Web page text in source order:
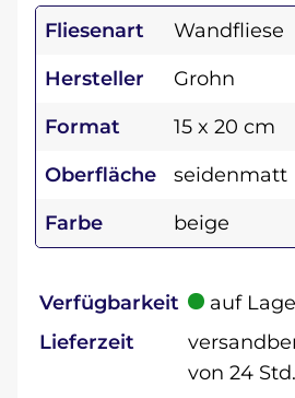
Fliesenart
Wandfliese
Hersteller
Grohn
Format
15 x 20 cm
Oberfläche
seidenmatt
Farbe
beige
Verfügbarkeit
auf
Lieferzeit
von 24 Std.